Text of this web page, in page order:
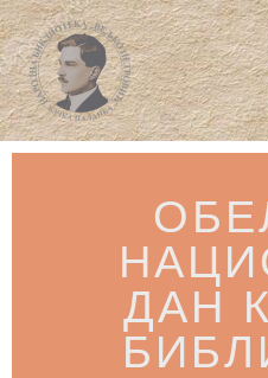
ДАН